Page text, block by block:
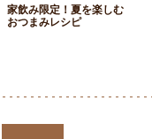
家飲み限定！夏を楽しむ
おつまみレシピ